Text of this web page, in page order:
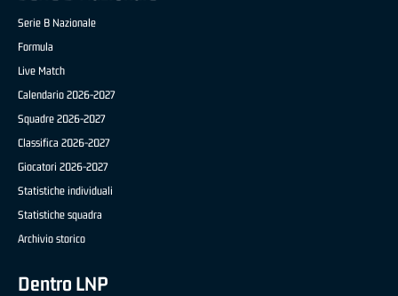
Serie B Nazionale
Formula
Live Match
Calendario 2026-2027
Squadre 2026-2027
Classifica 2026-2027
Giocatori 2026-2027
Statistiche individuali
Statistiche squadra
Archivio storico
Dentro LNP